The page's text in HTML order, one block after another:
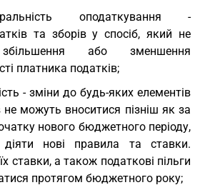
оподаткування -
та зборів у спосіб, який не
або зменшення
платника податків;
- зміни до будь-яких елементів
не можуть вноситися пізніш як за
нового бюджетного періоду,
нові правила та ставки.
ставки, а також податкові пільги
протягом бюджетного року;